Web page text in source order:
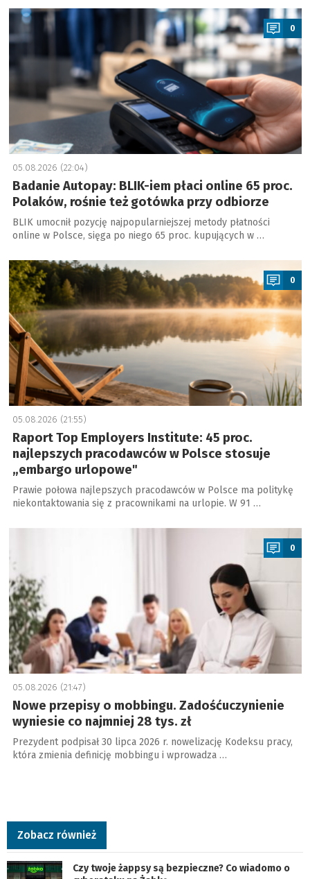
a
0
05.08.2026 (22:04)
Badanie Autopay: BLIK-iem płaci online 65 proc.
Polaków, rośnie też gotówka przy odbiorze
BLIK umocnił pozycję najpopularniejszej metody płatności
online w Polsce, sięga po niego 65 proc. kupujących w …
a
0
05.08.2026 (21:55)
Raport Top Employers Institute: 45 proc.
najlepszych pracodawców w Polsce stosuje
„embargo urlopowe"
Prawie połowa najlepszych pracodawców w Polsce ma politykę
niekontaktowania się z pracownikami na urlopie. W 91 …
0
05.08.2026 (21:47)
Nowe przepisy o mobbingu. Zadośćuczynienie
wyniesie co najmniej 28 tys. zł
Prezydent podpisał 30 lipca 2026 r. nowelizację Kodeksu pracy,
która zmienia definicję mobbingu i wprowadza …
Zobacz również
Czy twoje żappsy są bezpieczne? Co wiadomo o